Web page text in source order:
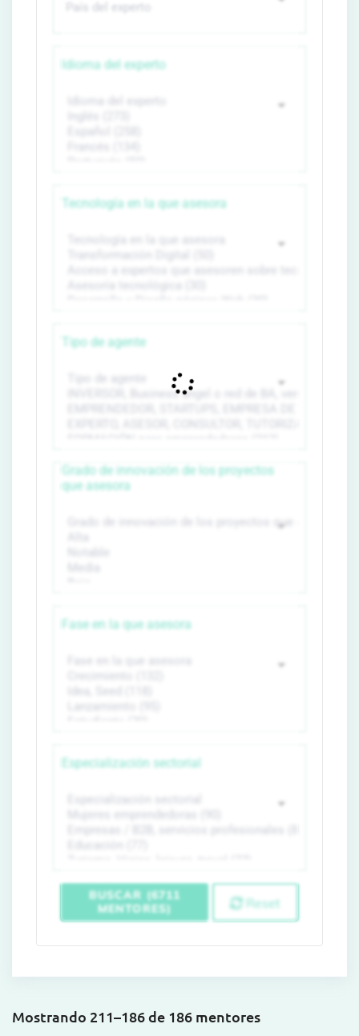
Idioma del experto
Tecnología en la que asesora
Tipo de agente
Grado de innovación de los proyectos
que asesora
Fase en la que asesora
Especialización sectorial
BUSCAR (6711
MENTORES)
Reset
Mostrando 211–186 de 186 mentores